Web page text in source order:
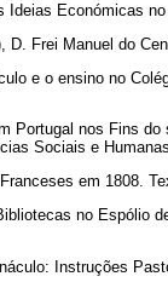
Ideias Económicas
D. Frei Manuel do
e o ensino no
Portugal nos Fins
Sociais e
em 1808.
no Espólio
Instruções